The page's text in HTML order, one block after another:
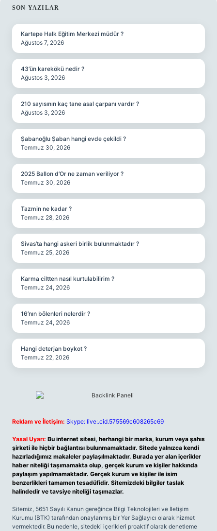
SIDEBAR
SON YAZILAR
Kartepe Halk Eğitim Merkezi müdür ?
Ağustos 7, 2026
43’ün karekökü nedir ?
Ağustos 3, 2026
210 sayısının kaç tane asal çarpanı vardır ?
Ağustos 3, 2026
Şabanoğlu Şaban hangi evde çekildi ?
Temmuz 30, 2026
2025 Ballon d’Or ne zaman veriliyor ?
Temmuz 30, 2026
Tazmin ne kadar ?
Temmuz 28, 2026
Sivas’ta hangi askeri birlik bulunmaktadır ?
Temmuz 25, 2026
Karma ciltten nasıl kurtulabilirim ?
Temmuz 24, 2026
16’nın bölenleri nelerdir ?
Temmuz 24, 2026
Hangi deterjan boykot ?
Temmuz 22, 2026
Reklam ve İletişim: Skype: live:.cid.575569c608265c69
Yasal Uyarı: Bu internet sitesi, herhangi bir marka, kurum veya şahıs
şirketi ile hiçbir bağlantısı bulunmamaktadır. Sitede yalnızca kendi
hazırladığımız makaleler paylaşılmaktadır. Burada yer alan içerikler
haber niteliği taşımamakta olup, gerçek kurum ve kişiler hakkında
paylaşım yapılmamaktadır. Gerçek kurum ve kişiler ile isim
benzerlikleri tamamen tesadüfidir. Sitemizdeki bilgiler taslak
halindedir ve tavsiye niteliği taşımazlar.
Sitemiz, 5651 Sayılı Kanun gereğince Bilgi Teknolojileri ve İletişim
Kurumu (BTK) tarafından onaylanmış bir Yer Sağlayıcı olarak hizmet
vermektedir. Bu nedenle, sitedeki içerikleri proaktif olarak denetleme